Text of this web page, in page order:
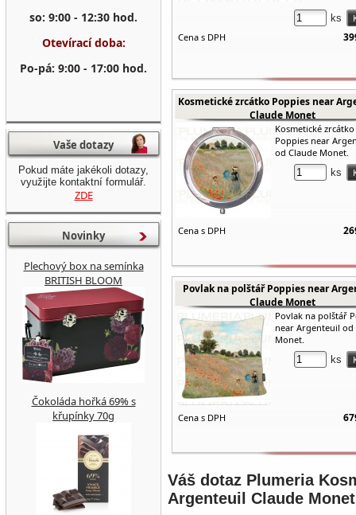
ks
Cena s DPH
Kosmetické zrcátko Poppies near
Claude Monet
Kosmetické zrcátko
Poppies near
od Claude Monet.
ks
Cena s DPH
Povlak na polštář Poppies near
Claude Monet
Povlak na polštář
near Argenteuil od
Monet.
ks
Cena s DPH
Váš dotaz Plumeria
Argenteuil Claude Monet
so: 9:00 - 12:30 hod.
Otevírací doba:
Po-pá: 9:00 - 17:00 hod.
Vaše dotazy
Pokud máte jakékoli dotazy,
využijte kontaktní formulář.
ZDE
Novinky
Plechový box na semínka
BRITISH BLOOM
Čokoláda hořká 69% s
křupínky 70g